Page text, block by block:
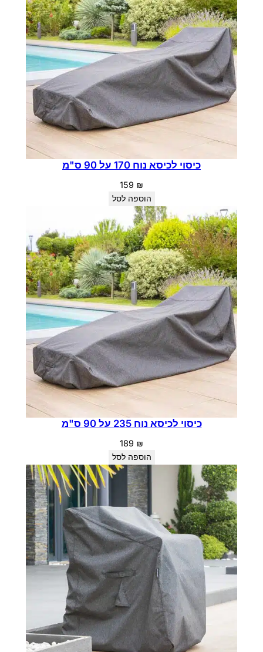
כיסוי לכיסא נוח 170 על 90 ס"מ
159 ₪
הוספה לסל
כיסוי לכיסא נוח 235 על 90 ס"מ
189 ₪
הוספה לסל